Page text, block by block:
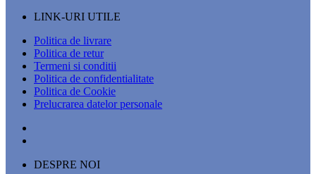
LINK-URI UTILE
Politica de livrare
Politica de retur
Termeni si conditii
Politica de confidentialitate
Politica de Cookie
Prelucrarea datelor personale
DESPRE NOI